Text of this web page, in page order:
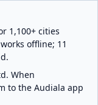
1,100+ cities
offline; 11
When
to the Audiala app